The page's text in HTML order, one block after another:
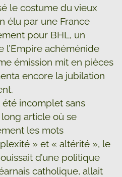
le costume du vieux
élu par une France
pour BHL, un
l’Empire achéménide
émission mit en pièces
encore la jubilation
incomplet sans
article où se
les mots
» et « altérité », le
d’une politique
catholique, allait